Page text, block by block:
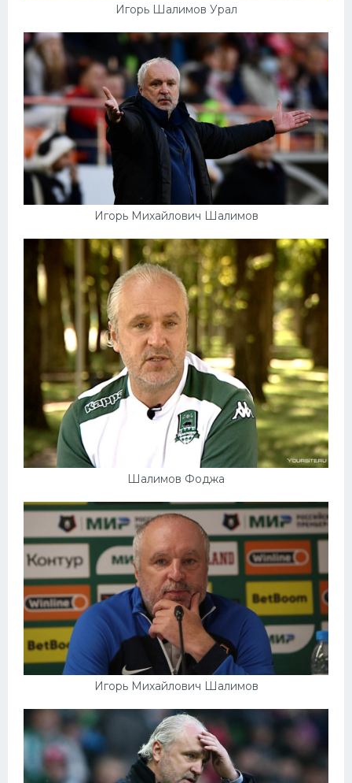
Игорь Шалимов Урал
Игорь Михайлович Шалимов
Шалимов Фоджа
Игорь Михайлович Шалимов